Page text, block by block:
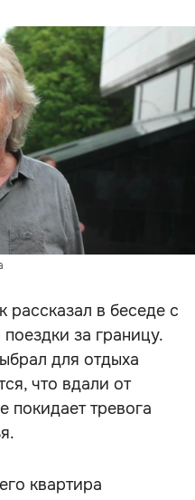
в беседе с
за границу.
для отдыха
что вдали от
покидает тревога
квартира